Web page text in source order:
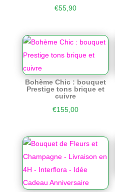
€55,90
Bohème Chic : bouquet
Prestige tons brique et
cuivre
€155,00